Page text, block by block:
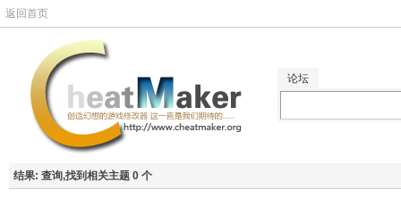
返回首页
论坛
结果: 查询,找到相关主题 0 个